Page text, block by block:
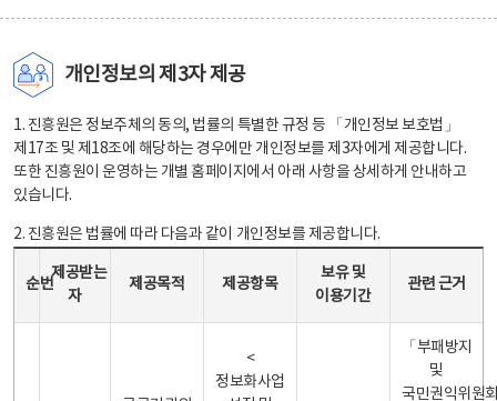
개인정보의 제3자 제공
1. 진흥원은 정보주체의 동의, 법률의 특별한 규정 등 「개인정보 보호법」
제17조 및 제18조에 해당하는 경우에만 개인정보를 제3자에게 제공합니다.
또한 진흥원이 운영하는 개별 홈페이지에서 아래 사항을 상세하게 안내하고
있습니다.
2. 진흥원은 법률에 따라 다음과 같이 개인정보를 제공합니다.
순번
제공받는
자
제공목적 제공항목
보유 및
이용기간
관련 근거
<
정보화사업
「부패방지
및
국민권익위원